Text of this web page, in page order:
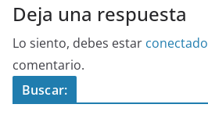
Deja una respuesta
Lo siento, debes estar conectado
comentario.
Buscar: